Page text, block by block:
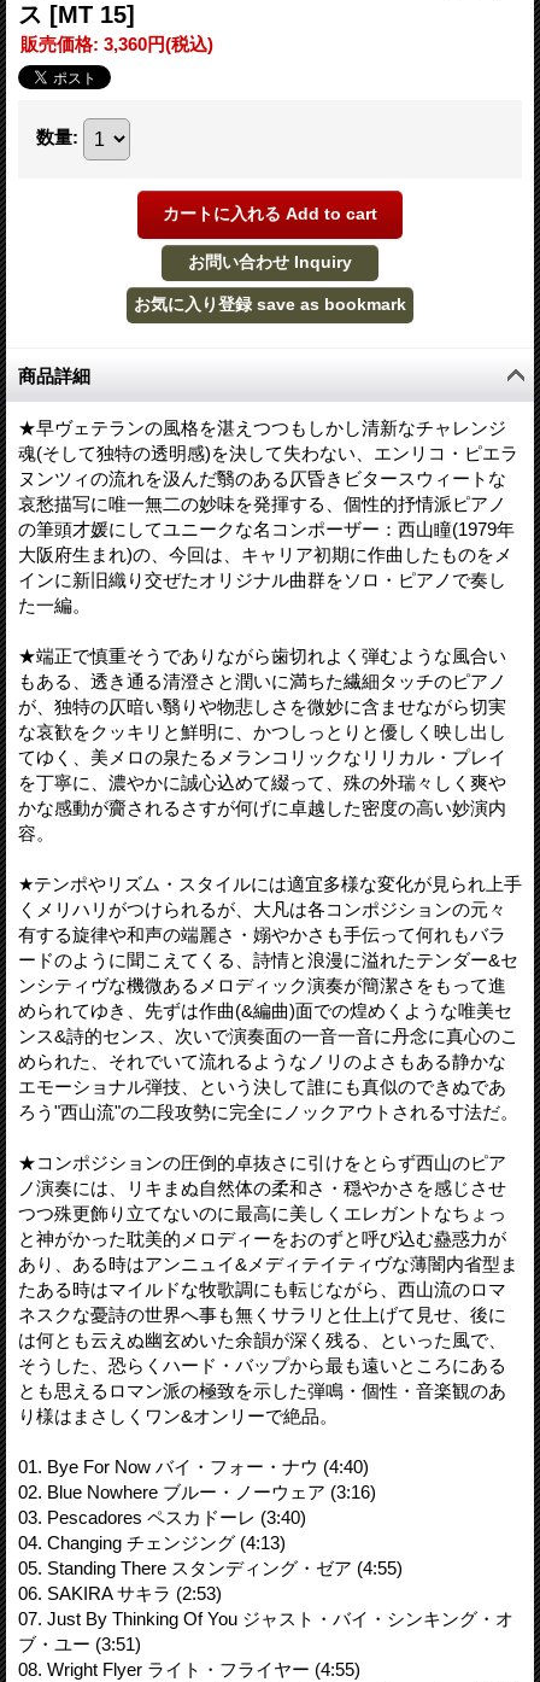
ス [MT 15]
販売価格: 3,360円(税込)
数量:
商品詳細
★早ヴェテランの風格を湛えつつもしかし清新なチャレンジ
魂(そして独特の透明感)を決して失わない、エンリコ・ピエラ
ヌンツィの流れを汲んだ翳のある仄昏きビタースウィートな
哀愁描写に唯一無二の妙味を発揮する、個性的抒情派ピアノ
の筆頭才媛にしてユニークな名コンポーザー：西山瞳(1979年
大阪府生まれ)の、今回は、キャリア初期に作曲したものをメ
インに新旧織り交ぜたオリジナル曲群をソロ・ピアノで奏し
た一編。
★端正で慎重そうでありながら歯切れよく弾むような風合い
もある、透き通る清澄さと潤いに満ちた繊細タッチのピアノ
が、独特の仄暗い翳りや物悲しさを微妙に含ませながら切実
な哀歓をクッキリと鮮明に、かつしっとりと優しく映し出し
てゆく、美メロの泉たるメランコリックなリリカル・プレイ
を丁寧に、濃やかに誠心込めて綴って、殊の外瑞々しく爽や
かな感動が齎されるさすが何げに卓越した密度の高い妙演内
容。
★テンポやリズム・スタイルには適宜多様な変化が見られ上手
くメリハリがつけられるが、大凡は各コンポジションの元々
有する旋律や和声の端麗さ・嫋やかさも手伝って何れもバラ
ードのように聞こえてくる、詩情と浪漫に溢れたテンダー&セ
ンシティヴな機微あるメロディック演奏が簡潔さをもって進
められてゆき、先ずは作曲(&編曲)面での煌めくような唯美セ
ンス&詩的センス、次いで演奏面の一音一音に丹念に真心のこ
められた、それでいて流れるようなノリのよさもある静かな
エモーショナル弾技、という決して誰にも真似のできぬであ
ろう"西山流"の二段攻勢に完全にノックアウトされる寸法だ。
★コンポジションの圧倒的卓抜さに引けをとらず西山のピア
ノ演奏には、リキまぬ自然体の柔和さ・穏やかさを感じさせ
つつ殊更飾り立てないのに最高に美しくエレガントなちょっ
と神がかった耽美的メロディーをおのずと呼び込む蠱惑力が
あり、ある時はアンニュイ&メディテイティヴな薄闇内省型ま
たある時はマイルドな牧歌調にも転じながら、西山流のロマ
ネスクな憂詩の世界へ事も無くサラリと仕上げて見せ、後に
は何とも云えぬ幽玄めいた余韻が深く残る、といった風で、
そうした、恐らくハード・バップから最も遠いところにある
とも思えるロマン派の極致を示した弾鳴・個性・音楽観のあ
り様はまさしくワン&オンリーで絶品。
01. Bye For Now バイ・フォー・ナウ (4:40)
02. Blue Nowhere ブルー・ノーウェア (3:16)
03. Pescadores ペスカドーレ (3:40)
04. Changing チェンジング (4:13)
05. Standing There スタンディング・ゼア (4:55)
06. SAKIRA サキラ (2:53)
07. Just By Thinking Of You ジャスト・バイ・シンキング・オ
ブ・ユー (3:51)
08. Wright Flyer ライト・フライヤー (4:55)